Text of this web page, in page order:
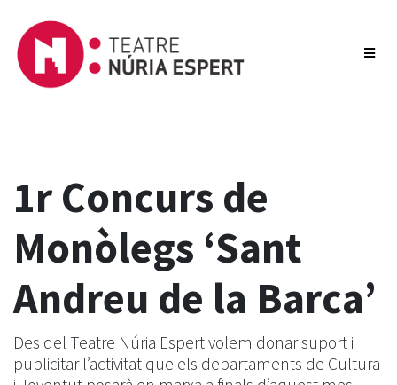
1r Concurs de
Monòlegs ‘Sant
Andreu de la Barca’
Des del Teatre Núria Espert volem donar suport i
publicitar l’activitat que els departaments de Cultura